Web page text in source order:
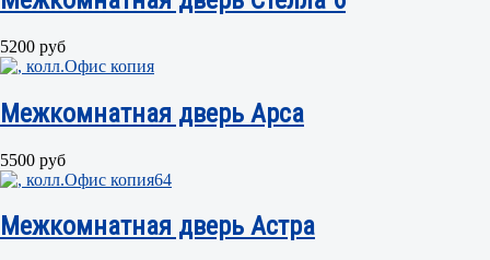
5200 руб
Межкомнатная дверь Арса
5500 руб
Межкомнатная дверь Астра